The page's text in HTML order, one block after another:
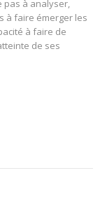
pas à analyser,
à faire émerger les
à faire de
de ses